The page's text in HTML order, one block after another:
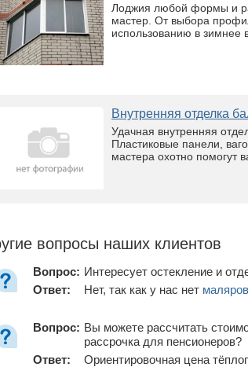
Лоджия любой формы и
мастер. От выбора
использованию в зимнее
Внутренняя отделка
Удачная внутренняя
Пластиковые панели,
мастера охотно помогут
вопросы наших клиентов
Вопрос: Интересует остекление и
Ответ:
Нет, так как у нас нет
Вопрос: Вы можете рассчитать
рассрочка для пенсионеров?
Ответ:
Ориентировочная цена